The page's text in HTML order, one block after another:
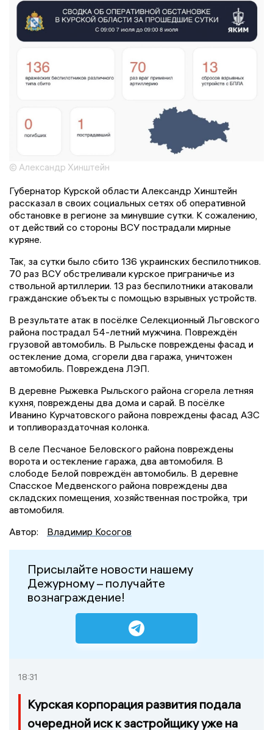
© Александр Хинштейн
Губернатор Курской области Александр Хинштейн
рассказал в своих социальных сетях об оперативной
обстановке в регионе за минувшие сутки. К сожалению,
от действий со стороны ВСУ пострадали мирные
куряне.
Так, за сутки было сбито 136 украинских беспилотников.
70 раз ВСУ обстреливали курское приграничье из
ствольной артиллерии. 13 раз беспилотники атаковали
гражданские объекты с помощью взрывных устройств.
В результате атак в посёлке Селекционный Льговского
района пострадал 54-летний мужчина. Повреждён
грузовой автомобиль. В Рыльске повреждены фасад и
остекление дома, сгорели два гаража, уничтожен
автомобиль. Повреждена ЛЭП.
В деревне Рыжевка Рыльского района сгорела летняя
кухня, повреждены два дома и сарай. В посёлке
Иванино Курчатовского района повреждены фасад АЗС
и топливораздаточная колонка.
В селе Песчаное Беловского района повреждены
ворота и остекление гаража, два автомобиля. В
слободе Белой повреждён автомобиль. В деревне
Спасское Медвенского района повреждены два
складских помещения, хозяйственная постройка, три
автомобиля.
Автор:
Владимир Косогов
Присылайте новости нашему
Дежурному – получайте
вознаграждение!
18:31
Курская корпорация развития подала
очередной иск к застройщику уже на